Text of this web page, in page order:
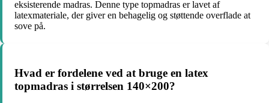
eksisterende madras. Denne type topmadras er lavet af
latexmateriale, der giver en behagelig og støttende overflade at
sove på.
Hvad er fordelene ved at bruge en latex
topmadras i størrelsen 140×200?